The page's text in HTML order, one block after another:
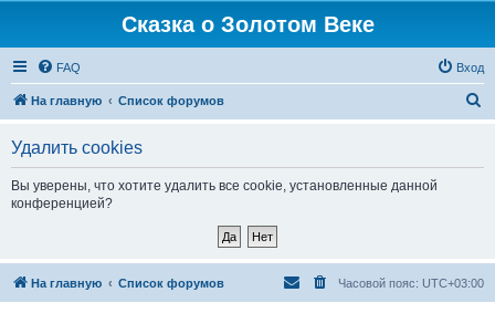
Сказка о Золотом Веке
FAQ Вход
На главную Список форумов
Удалить cookies
Вы уверены, что хотите удалить все cookie, установленные данной
конференцией?
На главную Список форумов Часовой пояс: UTC+03:00